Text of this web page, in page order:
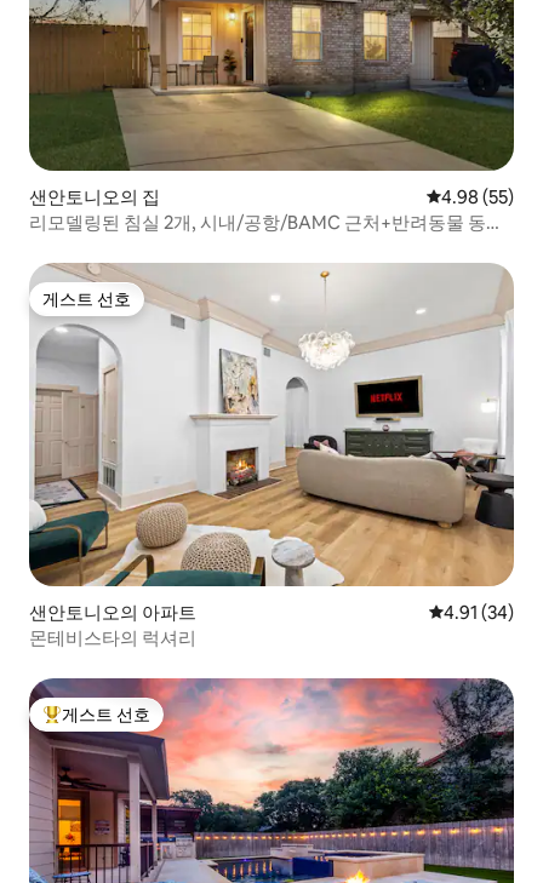
샌안토니오의 집 평점 4.98점(5
4.98 (55)
리모델링된 침실 2개, 시내/공항/BAMC 근처+반려동물 동반
게스트 선호
게스트 선호
샌안토니오의 아파트 평점 4.91점
4.91 (34)
몬테비스타의 럭셔리
상위 게스트 선호
게스트 선호